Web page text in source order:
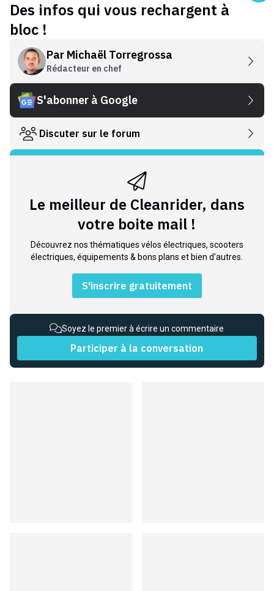
Des infos qui vous rechargent à
bloc !
Par Michaël Torregrossa
Rédacteur en chef
S'abonner à Google
Discuter sur le forum
Le meilleur de Cleanrider, dans
votre boite mail !
Découvrez nos thématiques vélos électriques, scooters
électriques, équipements & bons plans et bien d'autres.
S'inscrire gratuitement
Soyez le premier à écrire un commentaire
Participer à la conversation